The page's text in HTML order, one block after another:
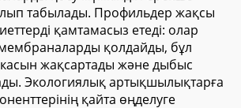
табылады. Профильдер жақсы
қамтамасыз етеді: олар
мембраналарды қолдайды, бұл
жақсартады және дыбыс
Экологиялық артықшылықтарға
қайта өңделуге